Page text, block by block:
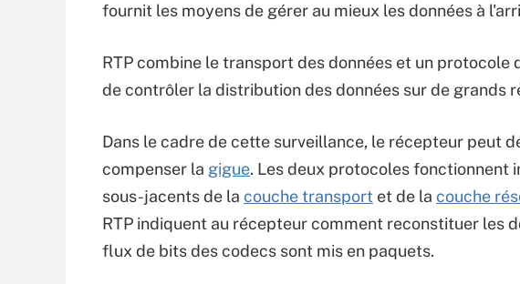
fournit les moyens de gérer au mieux les données à
RTP combine le transport des données et un protocole
de contrôler la distribution des données sur de grands
Dans le cadre de cette surveillance, le récepteur peut
compenser la gigue. Les deux protocoles fonctionnent
sous-jacents de la couche transport et de la couche
RTP indiquent au récepteur comment reconstituer les
flux de bits des codecs sont mis en paquets.